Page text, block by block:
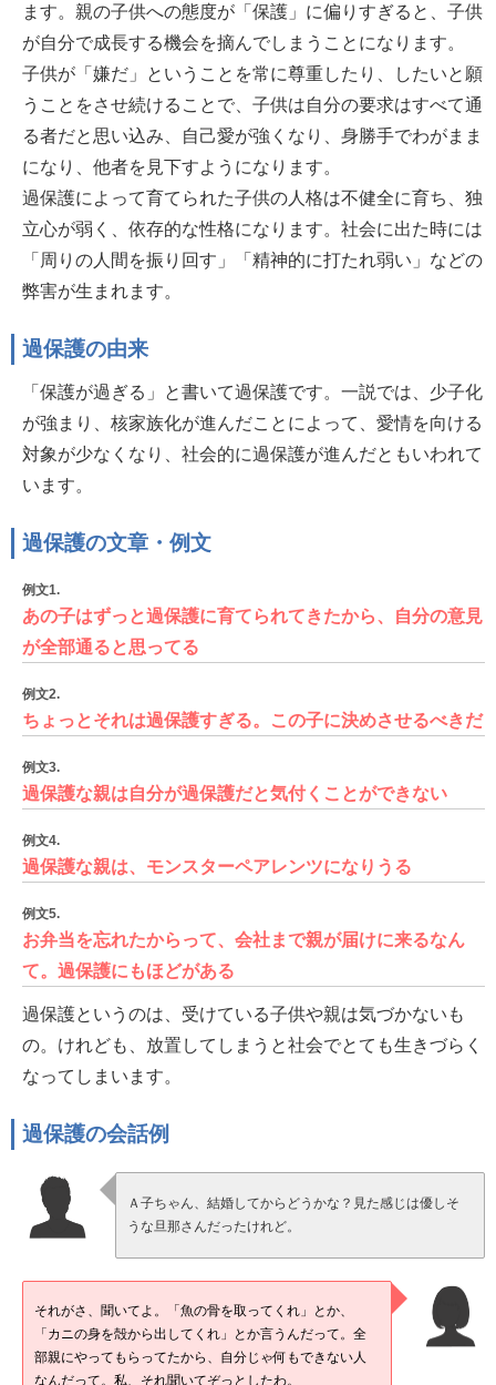
ます。親の子供への態度が「保護」に偏りすぎると、子供
が自分で成長する機会を摘んでしまうことになります。
子供が「嫌だ」ということを常に尊重したり、したいと願
うことをさせ続けることで、子供は自分の要求はすべて通
る者だと思い込み、自己愛が強くなり、身勝手でわがまま
になり、他者を見下すようになります。
過保護によって育てられた子供の人格は不健全に育ち、独
立心が弱く、依存的な性格になります。社会に出た時には
「周りの人間を振り回す」「精神的に打たれ弱い」などの
弊害が生まれます。
過保護の由来
「保護が過ぎる」と書いて過保護です。一説では、少子化
が強まり、核家族化が進んだことによって、愛情を向ける
対象が少なくなり、社会的に過保護が進んだともいわれて
います。
過保護の文章・例文
例文1.
あの子はずっと過保護に育てられてきたから、自分の意見
が全部通ると思ってる
例文2.
ちょっとそれは過保護すぎる。この子に決めさせるべきだ
例文3.
過保護な親は自分が過保護だと気付くことができない
例文4.
過保護な親は、モンスターペアレンツになりうる
例文5.
お弁当を忘れたからって、会社まで親が届けに来るなん
て。過保護にもほどがある
過保護というのは、受けている子供や親は気づかないも
の。けれども、放置してしまうと社会でとても生きづらく
なってしまいます。
過保護の会話例
Ａ子ちゃん、結婚してからどうかな？見た感じは優しそ
うな旦那さんだったけれど。
それがさ、聞いてよ。「魚の骨を取ってくれ」とか、
「カニの身を殻から出してくれ」とか言うんだって。全
部親にやってもらってたから、自分じゃ何もできない人
なんだって。私、それ聞いてぞっとしたわ。